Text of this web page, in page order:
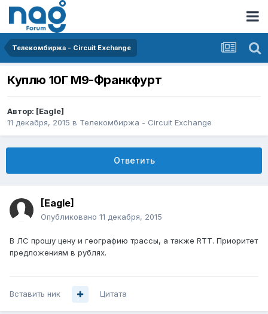
Телекомбиржа - Circuit Exchange
Куплю 10Г М9-Франкфурт
Автор: [Eagle]
11 декабря, 2015 в Телекомбиржа - Circuit Exchange
Ответить
[Eagle]
Опубликовано 11 декабря, 2015
В ЛС прошу цену и географию трассы, а также RTT. Приоритет
предложениям в рублях.
Вставить ник Цитата